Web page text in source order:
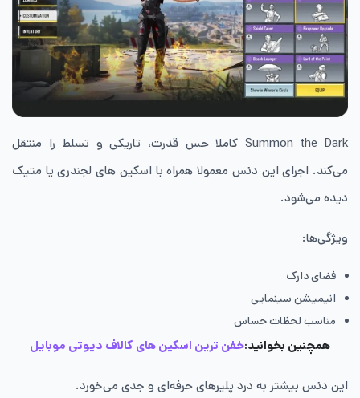
Summon the Dark کاملا حس قدرت، تاریکی و تسلط را منتقل
می‌کند. اجرای این دنس معمولا همراه با اسکین های لجندری یا متیک
دیده می‌شود.
ویژگی‌ها:
فضای دارک
انیمیشن سینمایی
مناسب لحظات حساس
همچنین بخوانید:خفن ترین اسکین های کالاف دیوتی موبایل
این دنس بیشتر به درد پلیرهای حرفه‌ای و جدی می‌خورد.